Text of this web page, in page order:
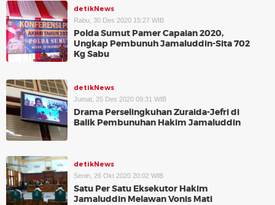
detikNews
Rabu, 30 Des 2020 15:27 WIB
Polda Sumut Pamer Capaian 2020,
Ungkap Pembunuh Jamaluddin-Sita 702
Kg Sabu
detikNews
Jumat, 25 Des 2020 09:31 WIB
Drama Perselingkuhan Zuraida-Jefri di
Balik Pembunuhan Hakim Jamaluddin
detikNews
Senin, 26 Okt 2020 20:02 WIB
Satu Per Satu Eksekutor Hakim
Jamaluddin Melawan Vonis Mati